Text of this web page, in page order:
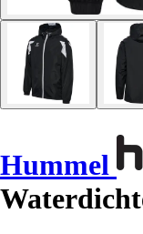
Hummel